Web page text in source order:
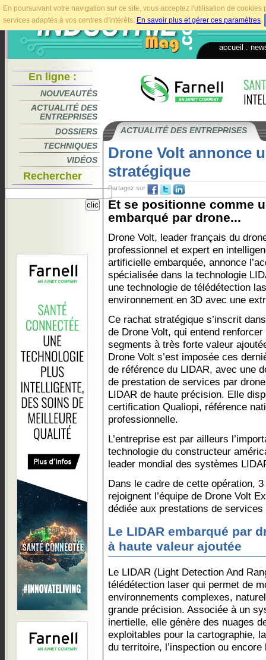
En poursuivant votre navigation sur ce site, vous acceptez l'utilisation de
services adaptés à vos centres d'intérêts. En savoir plus et gérer ces paramètres.
accueil
En ligne :
NOUVEAUTÉS
ACTUALITÉ DES
ENTREPRISES
DOSSIERS
TECHNIQUES
VIDÉOS
Rechercher
ACTUALITÉ DES ENTREPRISES
Drone Volt annonce
stratégique
Partagez sur
Et se positionne comme
embarqué par drone...
Drone Volt, leader français du
professionnel et expert en
artificielle embarquée, annonce
spécialisée dans la technologie
une technologie de télédétection
environnement en 3D avec une
Ce rachat stratégique s’inscrit
de Drone Volt, qui entend
segments à très forte valeur
Drone Volt s’est imposée ces
de référence du LIDAR, avec une
de prestation de services par
LIDAR de haute précision. Elle
certification Qualiopi, référence
professionnelle.
L’entreprise est par ailleurs
technologie du constructeur
leader mondial des systèmes
Dans le cadre de cette opération,
rejoignent l’équipe de Drone Volt
dédiée aux prestations de services
Le LIDAR embarqué par
à haute valeur ajoutée
Le LIDAR (Light Detection And
télédétection laser qui permet de
environnements complexes,
grande précision. Associée à un
inertielle, elle génère des nuages
exploitables pour la cartographie,
du territoire, l’inspection ou